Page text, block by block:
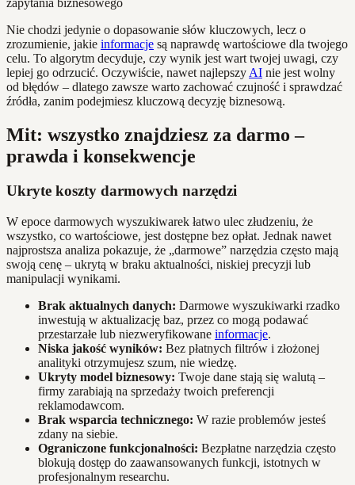
Nie chodzi jedynie o dopasowanie słów kluczowych, lecz o
zrozumienie, jakie informacje są naprawdę wartościowe dla twojego
celu. To algorytm decyduje, czy wynik jest wart twojej uwagi, czy
lepiej go odrzucić. Oczywiście, nawet najlepszy AI nie jest wolny
od błędów – dlatego zawsze warto zachować czujność i sprawdzać
źródła, zanim podejmiesz kluczową decyzję biznesową.
Mit: wszystko znajdziesz za darmo –
prawda i konsekwencje
Ukryte koszty darmowych narzędzi
W epoce darmowych wyszukiwarek łatwo ulec złudzeniu, że
wszystko, co wartościowe, jest dostępne bez opłat. Jednak nawet
najprostsza analiza pokazuje, że „darmowe” narzędzia często mają
swoją cenę – ukrytą w braku aktualności, niskiej precyzji lub
manipulacji wynikami.
Brak aktualnych danych: Darmowe wyszukiwarki rzadko
inwestują w aktualizację baz, przez co mogą podawać
przestarzałe lub niezweryfikowane informacje.
Niska jakość wyników: Bez płatnych filtrów i złożonej
analityki otrzymujesz szum, nie wiedzę.
Ukryty model biznesowy: Twoje dane stają się walutą –
firmy zarabiają na sprzedaży twoich preferencji
reklamodawcom.
Brak wsparcia technicznego: W razie problemów jesteś
zdany na siebie.
Ograniczone funkcjonalności: Bezpłatne narzędzia często
blokują dostęp do zaawansowanych funkcji, istotnych w
profesjonalnym researchu.